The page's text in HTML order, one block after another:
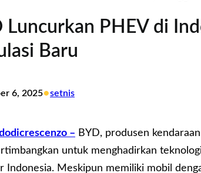
Luncurkan PHEV di
Baru
6, 2025•setnis
– BYD, produsen
untuk menghadirkan
Indonesia. Meskipun memiliki mobil